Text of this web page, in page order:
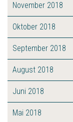
November 2018
Oktober 2018
September 2018
August 2018
Juni 2018
Mai 2018